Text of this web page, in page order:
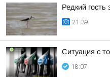
Редкий
21:39
Ситуация с
18:07